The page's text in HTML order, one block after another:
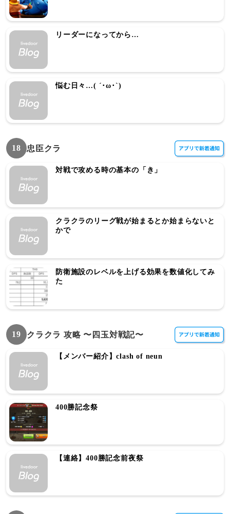
リーダーになってから…
悩む日々…( ´･ω･`)
18 忠臣クラ
対戦で攻める時の基本の「き」
クラクラのリーグ戦が始まるとか始まらないと
かで
防衛施設のレベルを上げる効果を数値化してみ
た
19 クラクラ 攻略 〜四玉対戦記〜
【メンバー紹介】clash of neun
400勝記念祭
【連絡】400勝記念前夜祭